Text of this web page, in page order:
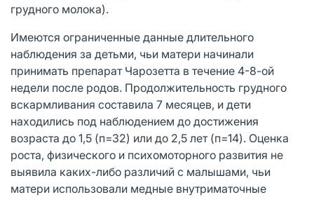
грудного молока).
Имеются ограниченные данные длительного
наблюдения за детьми, чьи матери начинали
принимать препарат Чарозетта в течение 4-8-ой
недели после родов. Продолжительность грудного
вскармливания составила 7 месяцев, и дети
находились под наблюдением до достижения
возраста до 1,5 (п=32) или до 2,5 лет (п=14). Оценка
роста, физического и психомоторного развития не
выявила каких-либо различий с малышами, чьи
матери использовали медные внутриматочные